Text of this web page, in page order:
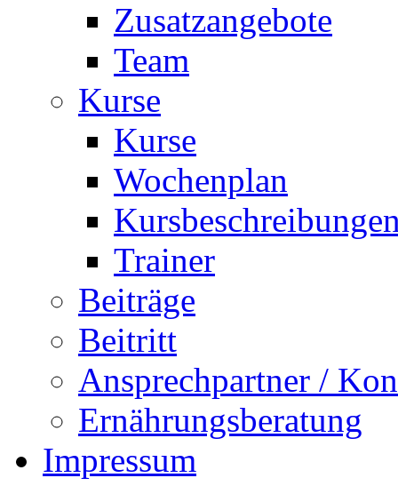
Zusatzangebote
Team
Kurse
Kurse
Wochenplan
Trainer
Beiträge
Beitritt
Ansprechpartner /
Ernährungsberatung
Impressum